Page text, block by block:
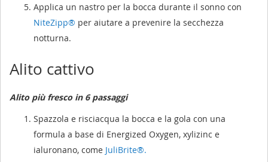
Applica un nastro per la bocca durante il sonno con
NiteZipp® per aiutare a prevenire la secchezza
notturna.
Alito cattivo
Alito più fresco in 6 passaggi
Spazzola e risciacqua la bocca e la gola con una
formula a base di Energized Oxygen, xylizinc e
ialuronano, come JuliBrite®.